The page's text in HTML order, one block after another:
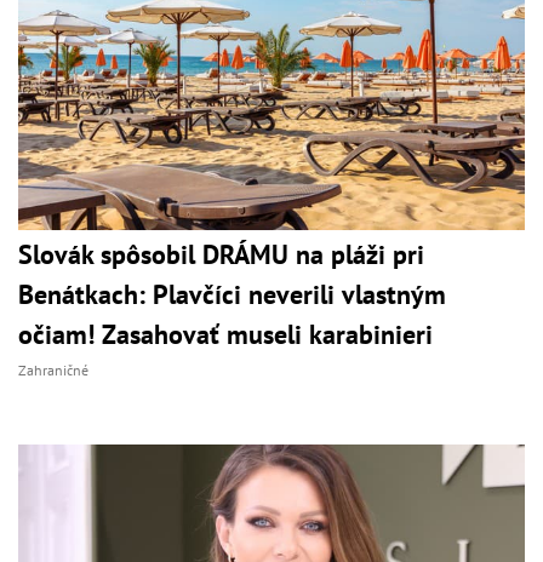
Slovák spôsobil DRÁMU na pláži pri
Benátkach: Plavčíci neverili vlastným
očiam! Zasahovať museli karabinieri
Zahraničné